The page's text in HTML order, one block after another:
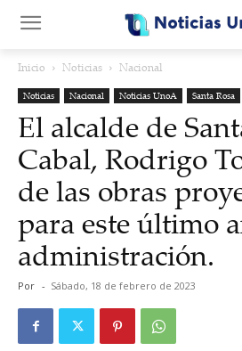
Inicio Noticias Nacional
Noticias Nacional Noticias UnoA Santa Rosa
El alcalde de
Cabal, Rodrigo
de las obras
para este último
administración.
Por - Sábado, 18 de febrero de 2023